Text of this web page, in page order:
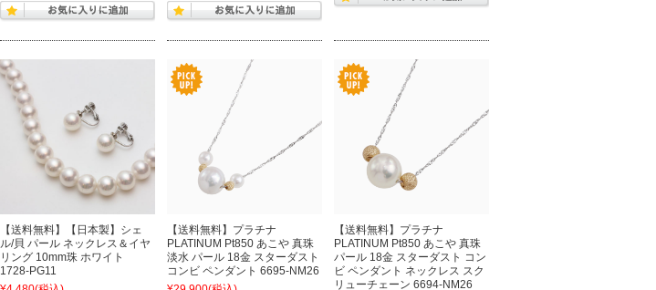
【送料無料】【日本製】シェ
ル/貝 パール ネックレス＆イヤ
リング 10mm珠 ホワイト
1728-PG11
【送料無料】プラチナ
PLATINUM Pt850 あこや 真珠
淡水 パール 18金 スターダスト
コンビ ペンダント 6695-NM26
【送料無料】プラチナ
PLATINUM Pt850 あこや 真珠
パール 18金 スターダスト コン
ビ ペンダント ネックレス スク
リューチェーン 6694-NM26